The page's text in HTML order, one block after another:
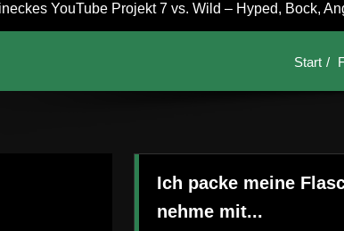
YouTube Projekt 7 vs. Wild – Hyped, Bock,
Start
Ich packe meine
nehme mit...